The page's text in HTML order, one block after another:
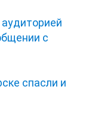
с
спасли и